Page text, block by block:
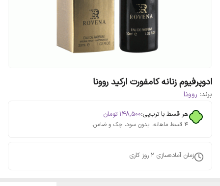
ادوپرفیوم زنانه کامفورت ارکید روونا
برند: روونا
هر قسط با ترب‌پی:۱۴۸٬۵۰۰ تومان
۴ قسط ماهانه. بدون سود، چک و ضامن.
زمان آماده‌سازی 2 روز کاری